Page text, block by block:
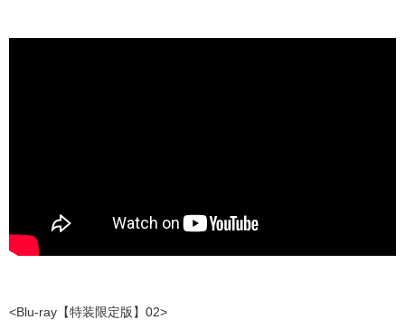
<Blu-ray【特装限定版】02>